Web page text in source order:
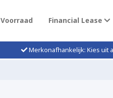
Voorraad Financial Lease
Merkonafhankelijk: Kies uit